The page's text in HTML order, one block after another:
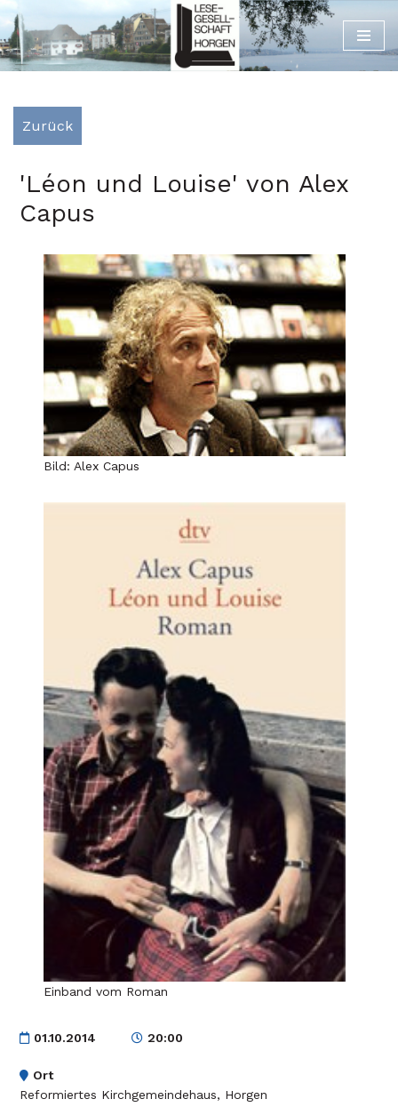
Zum
Inhalt
Zurück
'Léon und Louise' von Alex
Capus
Bild: Alex Capus
Einband vom Roman
01.10.2014 20:00
Ort
Reformiertes Kirchgemeindehaus, Horgen